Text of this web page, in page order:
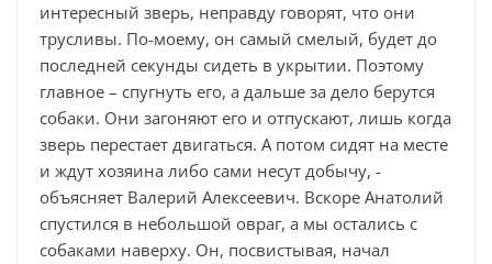
интересный зверь, неправду говорят, что они
трусливы. По-моему, он самый смелый, будет до
последней секунды сидеть в укрытии. Поэтому
главное – спугнуть его, а дальше за дело берутся
собаки. Они загоняют его и отпускают, лишь когда
зверь перестает двигаться. А потом сидят на месте
и ждут хозяина либо сами несут добычу, -
объясняет Валерий Алексеевич. Вскоре Анатолий
спустился в небольшой овраг, а мы остались с
собаками наверху. Он, посвистывая, начал